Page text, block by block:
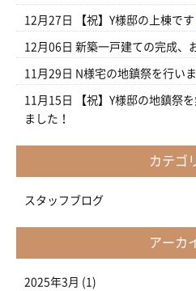
12月27日 【祝】Y様邸の上棟です
12月06日 新築一戸建ての完成、
11月29日 N様宅の地鎮祭を行いま
11月15日
【祝】Y様邸の地鎮祭
ました！
カテゴ
スタッフブログ
アーカ
2025年3月 (1)